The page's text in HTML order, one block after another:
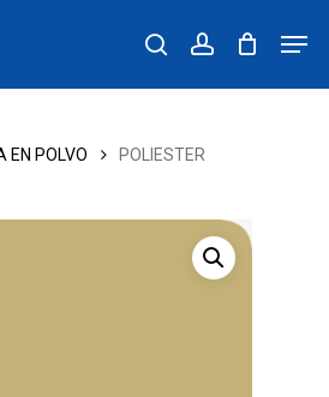
searchaccount
EN POLVO
POLIESTER